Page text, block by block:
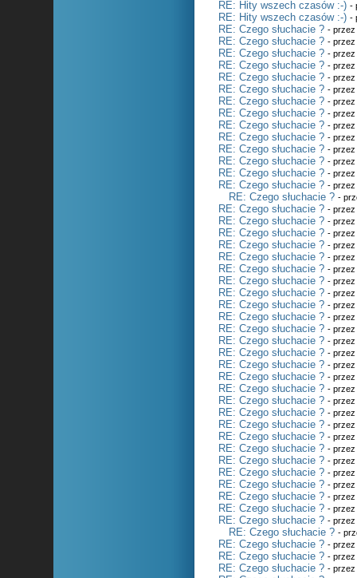
RE: Hity wszech czasów :-) -
RE: Hity wszech czasów :-) -
RE: Czego słuchacie ? -
RE: Czego słuchacie ? - przez
RE: Czego słuchacie ? -
RE: Czego słuchacie ? -
RE: Czego słuchacie ? -
RE: Czego słuchacie ? - przez
RE: Czego słuchacie ? -
RE: Czego słuchacie ? - przez
RE: Czego słuchacie ? -
RE: Czego słuchacie ? -
RE: Czego słuchacie ? - przez
RE: Czego słuchacie ? -
RE: Czego słuchacie ? - przez
RE: Czego słuchacie ? -
RE: Czego słuchacie ? -
RE: Czego słuchacie ? -
RE: Czego słuchacie ? - przez
RE: Czego słuchacie ? -
RE: Czego słuchacie ? -
RE: Czego słuchacie ? -
RE: Czego słuchacie ? - przez
RE: Czego słuchacie ? -
RE: Czego słuchacie ? - przez
RE: Czego słuchacie ? - przez
RE: Czego słuchacie ? -
RE: Czego słuchacie ? -
RE: Czego słuchacie ? -
RE: Czego słuchacie ? -
RE: Czego słuchacie ? -
RE: Czego słuchacie ? -
RE: Czego słuchacie ? - przez
RE: Czego słuchacie ? - przez
RE: Czego słuchacie ? -
RE: Czego słuchacie ? -
RE: Czego słuchacie ? - przez
RE: Czego słuchacie ? -
RE: Czego słuchacie ? -
RE: Czego słuchacie ? -
RE: Czego słuchacie ? -
RE: Czego słuchacie ? -
RE: Czego słuchacie ? - przez
RE: Czego słuchacie ? -
RE: Czego słuchacie ? -
RE: Czego słuchacie ? -
RE: Czego słuchacie ? - przez
RE: Czego słuchacie ? -